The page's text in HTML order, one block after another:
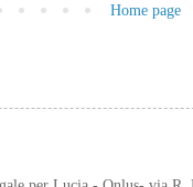
Home page